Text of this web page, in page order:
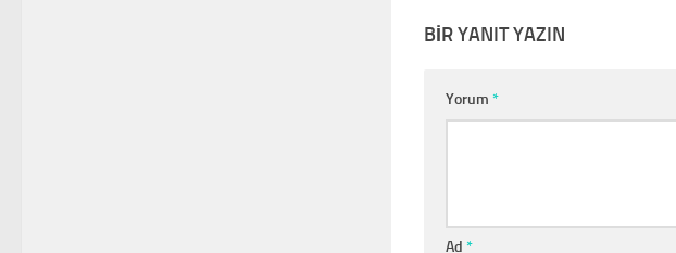
BIR YANIT YAZIN
Yorum *
Ad *